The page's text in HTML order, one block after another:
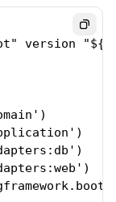
version